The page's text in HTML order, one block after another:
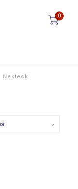
0
Nekteck